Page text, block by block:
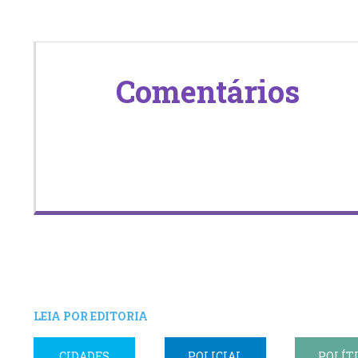
Comentários
LEIA POR EDITORIA